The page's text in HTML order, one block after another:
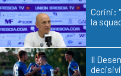
Corini:
la
Il